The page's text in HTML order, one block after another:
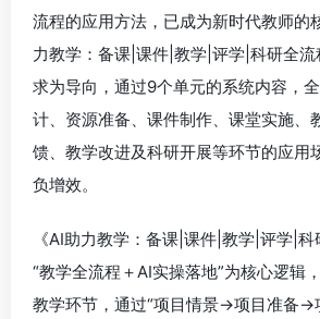
流程的应用方法，已成为新时代教师的
力教学：备课|课件|教学|评学|科研全
求为导向，通过9个单元的系统内容，
计、资源准备、课件制作、课堂实施、
馈、教学改进及科研开展等环节的应用
负增效。
《AI助力教学：备课|课件|教学|评学|
“教学全流程＋AI实操落地”为核心逻辑
教学环节，通过“项目情景→项目准备